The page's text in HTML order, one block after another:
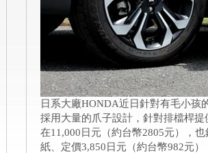
日系大廠HONDA近日針對有毛小孩
採用大量的爪子設計，針對排檔桿
在11,000日元（約台幣2805元），
紙、定價3,850日元（約台幣982元